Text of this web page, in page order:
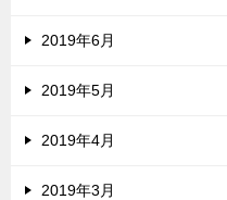
2019年6月
2019年5月
2019年4月
2019年3月